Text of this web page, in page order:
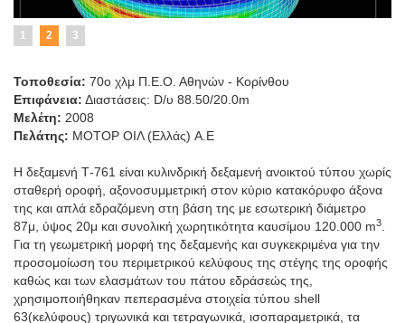
1 2 3
Τοποθεσία: 70ο χλμ Π.Ε.Ο. Αθηνών - Κορίνθου
Επιφάνεια: Διαστάσεις: D/υ 88.50/20.0m
Μελέτη: 2008
Πελάτης: ΜΟΤΟΡ ΟΙΛ (Ελλάς) A.E
Η δεξαμενή Τ-761 είναι κυλινδρική δεξαμενή ανοικτού τύπου χωρίς
σταθερή οροφή, αξονοσυμμετρική στον κύριο κατακόρυφο άξονα
της και απλά εδραζόμενη στη βάση της με εσωτερική διάμετρο
87μ, ύψος 20μ και συνολική χωρητικότητα καυσίμου 120.000 m3.
Για τη γεωμετρική μορφή της δεξαμενής και συγκεκριμένα για την
προσομοίωση του περιμετρικού κελύφους της στέγης της οροφής
καθώς και των ελασμάτων του πάτου εδράσεώς της,
χρησιμοποιήθηκαν πεπερασμένα στοιχεία τύπου shell
63(κελύφους) τριγωνικά και τετραγωνικά, ισοπαραμετρικά, τα